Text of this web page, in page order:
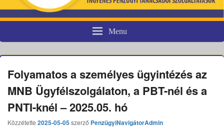
Pénzügyi fogyasztóvédelem
Menu
Folyamatos a személyes ügyintézés az
MNB Ügyfélszolgálaton, a PBT-nél és a
PNTI-knél – 2025.05. hó
Közzétette 2025-05-05szerző PenzügyiNavigátorAdmin